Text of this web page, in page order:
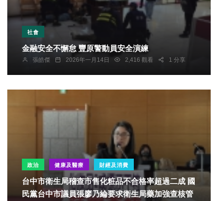
社會
金融安全不懈怠 豐原警動員安全演練
張皓傑 2026年一月14日 2,416 觀看 1 分享
政治 健康及醫療 財經及消費
台中市衛生局稽查市售化粧品不合格率超過二成 國
民黨台中市議員張廖乃綸要求衛生局藥加強查核管